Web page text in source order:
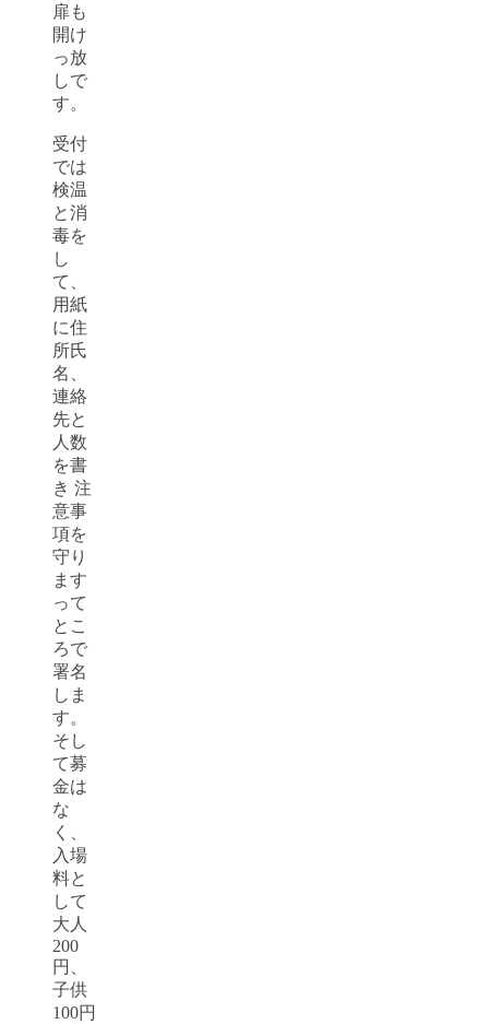
扉も
開け
っ放
しで
す。
受付
では
検温
と消
毒を
し
て、
用紙
に住
所氏
名、
連絡
先と
人数
を書
き 注
意事
項を
守り
ます
って
とこ
ろで
署名
しま
す。
そし
て募
金は
な
く、
入場
料と
して
大人
200
円、
子供
100円